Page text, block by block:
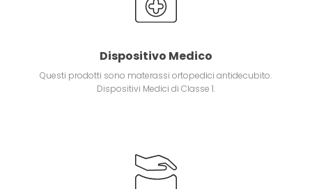
Dispositivo Medico
Questi prodotti sono materassi ortopedici antidecubito.
Dispositivi Medici di Classe 1.